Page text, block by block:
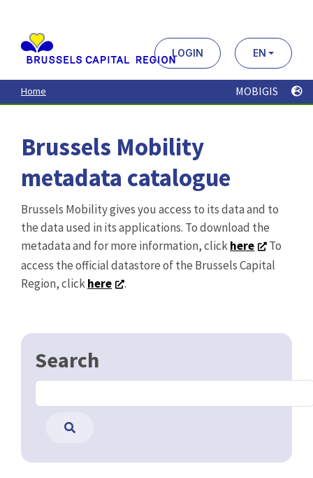
contenu
principal
LOGIN EN
Home MOBIGIS
Brussels Mobility
metadata catalogue
Brussels Mobility gives you access to its data and to
the data used in its applications. To download the
metadata and for more information, clickhere
To
access the official datastore of the Brussels Capital
Region, clickhere .
Search